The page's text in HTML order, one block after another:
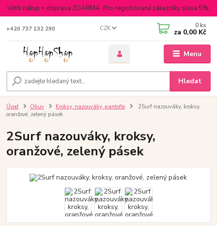
Větší nákup = doprava ZDARMA. Pro registrované zákazníky sleva 5%.
Menu
CZK
Hledat
+420 737 132 290 0 ks
za 0,00 Kč
Úvod Obuv Kroksy, nazouváky, pantofle
2Surf nazouváky, kroksy,
oranžové, zelený pásek
2Surf nazouváky, kroksy,
oranžové, zelený pásek